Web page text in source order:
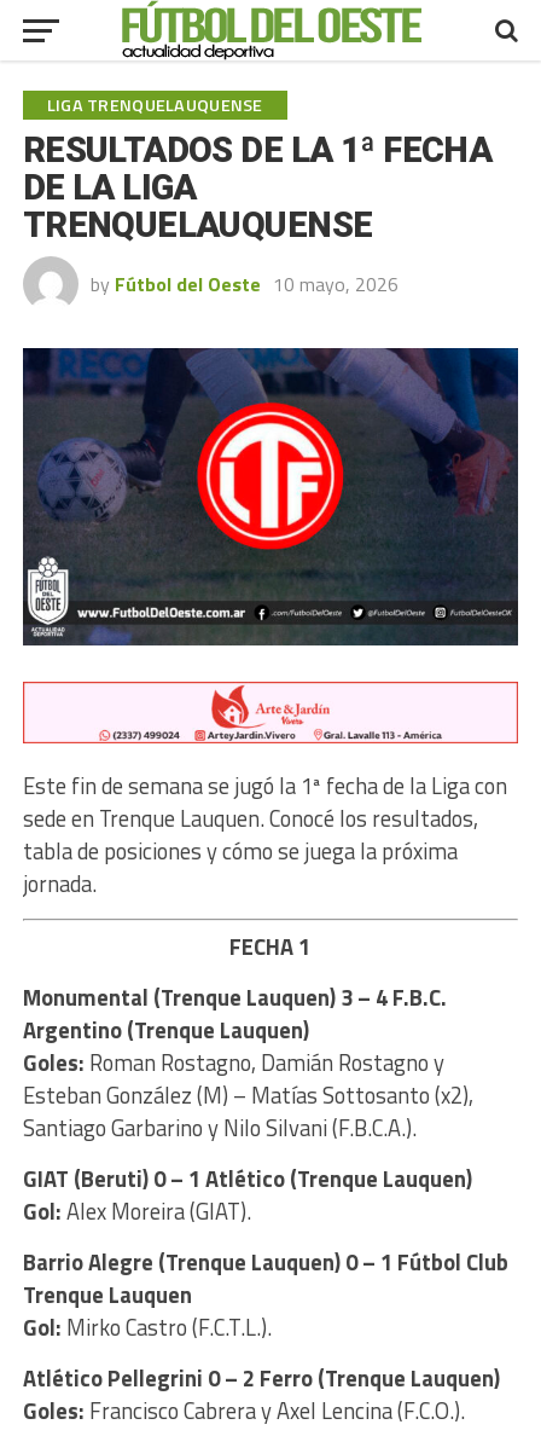
LIGA TRENQUELAUQUENSE
RESULTADOS DE LA 1ª FECHA
DE LA LIGA
TRENQUELAUQUENSE
by Fútbol del Oeste 10 mayo, 2026
Este fin de semana se jugó la 1ª fecha de la Liga con
sede en Trenque Lauquen. Conocé los resultados,
tabla de posiciones y cómo se juega la próxima
jornada.
FECHA 1
Monumental (Trenque Lauquen) 3 – 4 F.B.C.
Argentino (Trenque Lauquen)
Goles: Roman Rostagno, Damián Rostagno y
Esteban González (M) – Matías Sottosanto (x2),
Santiago Garbarino y Nilo Silvani (F.B.C.A.).
GIAT (Beruti) 0 – 1 Atlético (Trenque Lauquen)
Gol:Alex Moreira (GIAT).
Barrio Alegre (Trenque Lauquen) 0 – 1 Fútbol Club
Trenque Lauquen
Gol: Mirko Castro (F.C.T.L.).
Atlético Pellegrini 0 – 2 Ferro (Trenque Lauquen)
Goles: Francisco Cabrera y Axel Lencina (F.C.O.).